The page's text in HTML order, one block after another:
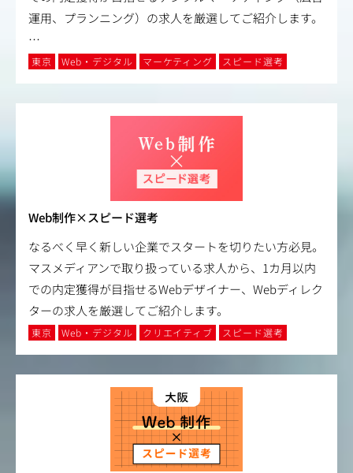
運用、プランニング）の求人を厳選してご紹介します。
…
東京 Web・デジタル マーケティング スピード選考
Web制作×スピード選考
なるべく早く新しい企業でスタートを切りたい方必見。
マスメディアンで取り扱っている求人から、1カ月以内
での内定獲得が目指せるWebデザイナー、Webディレク
ターの求人を厳選してご紹介します。
東京 Web・デジタル クリエイティブ スピード選考